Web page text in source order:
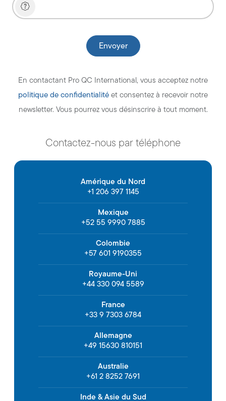
En contactant Pro QC International, vous acceptez notre
politique de confidentialitéet consentez à recevoir notre
newsletter. Vous pourrez vous désinscrire à tout moment.
Contactez-nous par téléphone
Amérique du Nord
+1 206 397 1145
Mexique
+52 55 9990 7885
Colombie
+57 601 9190355
Royaume-Uni
+44 330 094 5589
France
+33 9 7303 6784
Allemagne
+49 15630 810151
Australie
+61 2 8252 7691
Inde & Asie du Sud